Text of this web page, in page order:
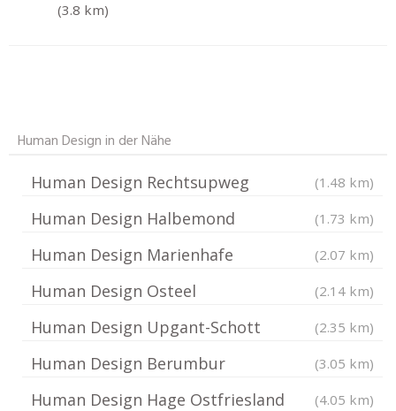
(3.8 km)
Human Design in der Nähe
Human Design Rechtsupweg (1.48 km)
Human Design Halbemond (1.73 km)
Human Design Marienhafe (2.07 km)
Human Design Osteel (2.14 km)
Human Design Upgant-Schott (2.35 km)
Human Design Berumbur (3.05 km)
Human Design Hage Ostfriesland (4.05 km)